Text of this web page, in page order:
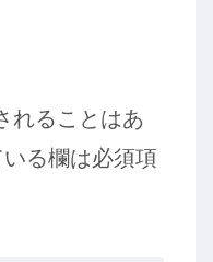
れることはあ
る欄は必須項